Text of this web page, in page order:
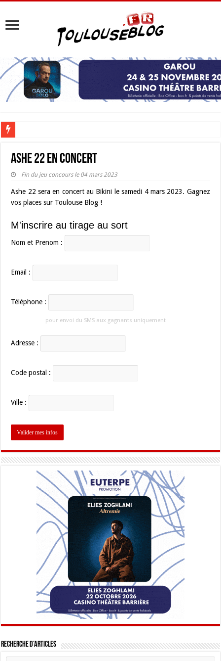
Ashe 22 en concert
Fin du jeu concours le 04 mars 2023
Ashe 22 sera en concert au Bikini le samedi 4 mars 2023. Gagnez
vos places sur Toulouse Blog !
M'inscrire au tirage au sort
Nom et Prenom :
Email :
Téléphone :
pour envoi du SMS aux gagnants uniquement
Adresse :
Code postal :
Ville :
Recherche d’articles